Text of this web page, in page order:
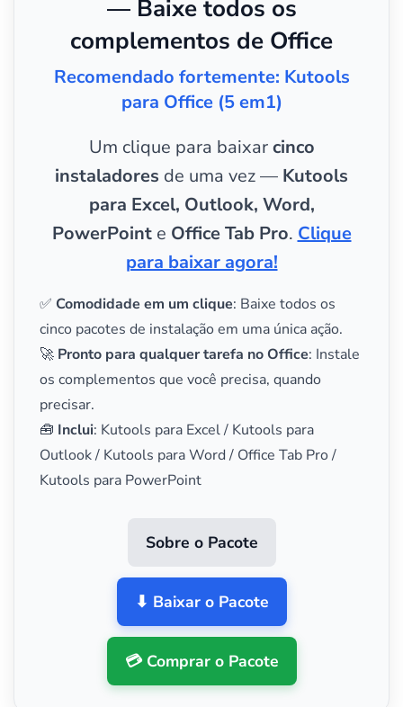
— Baixe todos os
complementos de Office
Recomendado fortemente: Kutools
para Office (5 em1)
Um clique para baixarcinco
instaladores de uma vez — Kutools
para Excel, Outlook, Word,
PowerPointe Office Tab Pro. Clique
para baixar agora!
✅ Comodidade em um clique: Baixe todos os
cinco pacotes de instalação em uma única ação.
🚀 Pronto para qualquer tarefa no Office: Instale
os complementos que você precisa, quando
precisar.
🧰 Inclui: Kutools para Excel / Kutools para
Outlook / Kutools para Word / Office Tab Pro /
Kutools para PowerPoint
Sobre o Pacote
⬇ Baixar o Pacote
💳 Comprar o Pacote